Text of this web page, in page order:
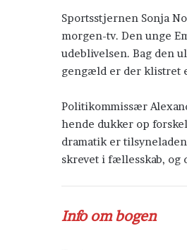
Sportsstjernen Sonja
morgen-tv. Den unge
udeblivelsen. Bag den
gengæld er der klistret
Politikommissær
hende dukker op
dramatik er
skrevet i fællesskab, og
Info om bogen